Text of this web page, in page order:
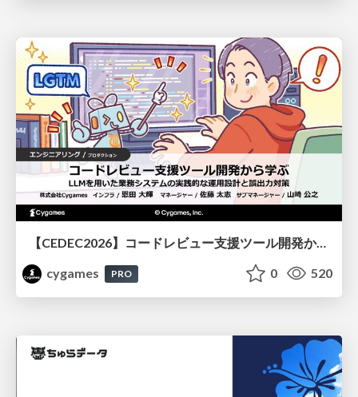
【CEDEC2026】コードレビュー支援ツール開発から学ぶ：LLMを用いた業務システムの実践的な運用設計と誤出力対策
cygames
PRO 0 520